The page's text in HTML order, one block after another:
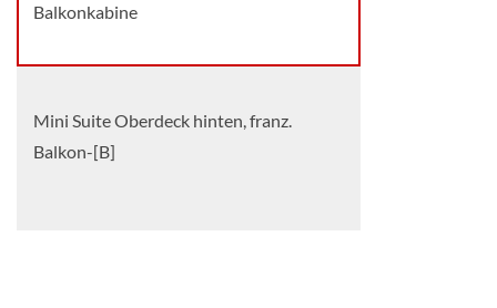
Balkonkabine
Mini Suite Oberdeck hinten, franz.
Balkon-[B]